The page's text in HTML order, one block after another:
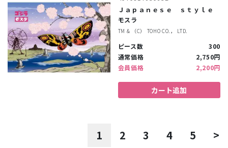
Ｊａｐａｎｅｓｅ ｓｔｙｌｅ
モスラ
TM & （C） TOHO CO.， LTD.
ピース数
300
通常価格
2,750円
会員価格
2,200円
カート追加
1 2 3 4 5 >